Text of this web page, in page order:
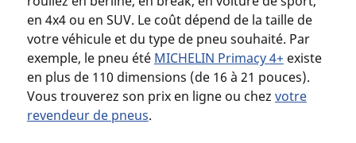
en 4x4 ou en SUV. Le coût dépend de la taille de
votre véhicule et du type de pneu souhaité. Par
exemple, le pneu été MICHELIN Primacy 4+ existe
en plus de 110 dimensions (de 16 à 21 pouces).
Vous trouverez son prix en ligne ou chez votre
revendeur de pneus.